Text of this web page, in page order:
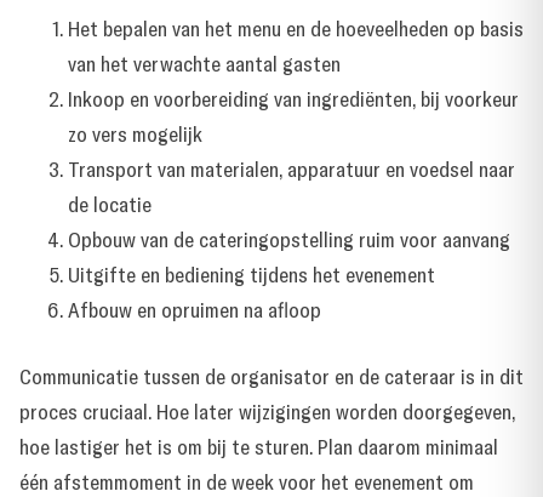
Het bepalen van het menu en de hoeveelheden op basis
van het verwachte aantal gasten
Inkoop en voorbereiding van ingrediënten, bij voorkeur
zo vers mogelijk
Transport van materialen, apparatuur en voedsel naar
de locatie
Opbouw van de cateringopstelling ruim voor aanvang
Uitgifte en bediening tijdens het evenement
Afbouw en opruimen na afloop
Communicatie tussen de organisator en de cateraar is in dit
proces cruciaal. Hoe later wijzigingen worden doorgegeven,
hoe lastiger het is om bij te sturen. Plan daarom minimaal
één afstemmoment in de week voor het evenement om